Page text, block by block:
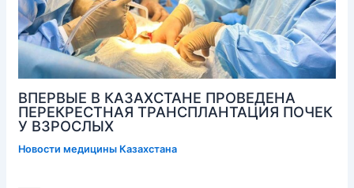
ВПЕРВЫЕ В КАЗАХСТАНЕ ПРОВЕДЕНА
ПЕРЕКРЕСТНАЯ ТРАНСПЛАНТАЦИЯ ПОЧЕК
У ВЗРОСЛЫХ
Новости медицины Казахстана